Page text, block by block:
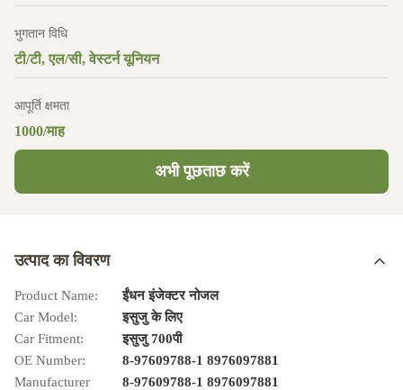
भुगतान विधि
टी/टी, एल/सी, वेस्टर्न यूनियन
आपूर्ति क्षमता
1000/माह
अभी पूछताछ करें
उत्पाद का विवरण
Product Name:
ईंधन इंजेक्टर नोजल
Car Model:
इसुजु के लिए
Car Fitment:
इसुजु 700पी
OE Number:
8-97609788-1 8976097881
Manufacturer
8-97609788-1 8976097881